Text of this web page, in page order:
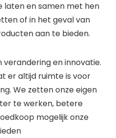
laten en samen met hen
of in het geval van
aan te bieden.
verandering en innovatie.
er altijd ruimte is voor
We zetten onze eigen
te werken, betere
mogelijk onze